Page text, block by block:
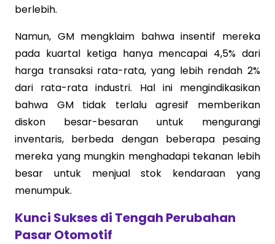
berlebih.
Namun, GM mengklaim bahwa insentif mereka
pada kuartal ketiga hanya mencapai 4,5% dari
harga transaksi rata-rata, yang lebih rendah 2%
dari rata-rata industri. Hal ini mengindikasikan
bahwa GM tidak terlalu agresif memberikan
diskon besar-besaran untuk mengurangi
inventaris, berbeda dengan beberapa pesaing
mereka yang mungkin menghadapi tekanan lebih
besar untuk menjual stok kendaraan yang
menumpuk.
Kunci Sukses di Tengah Perubahan
Pasar Otomotif